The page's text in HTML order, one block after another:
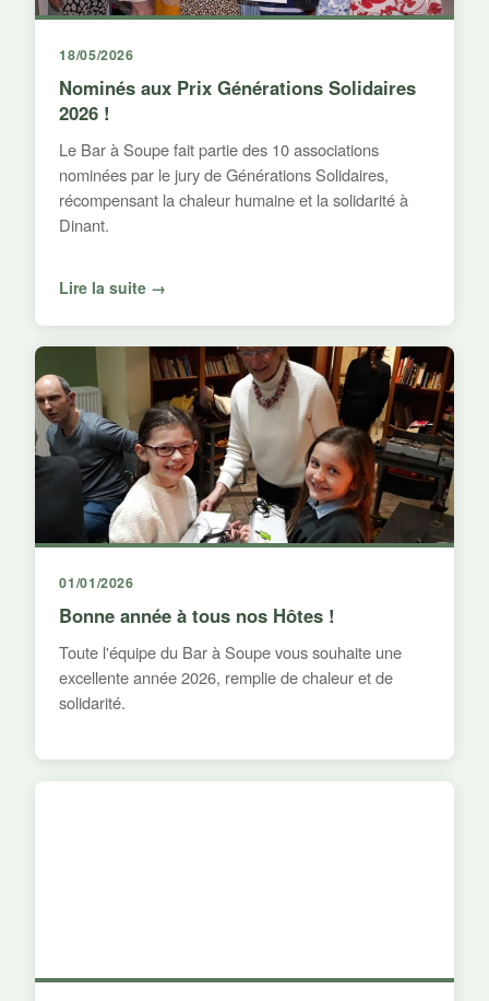
18/05/2026
Nominés aux Prix Générations Solidaires
2026 !
Le Bar à Soupe fait partie des 10 associations
nominées par le jury de Générations Solidaires,
récompensant la chaleur humaine et la solidarité à
Dinant.
Lire la suite →
01/01/2026
Bonne année à tous nos Hôtes !
Toute l'équipe du Bar à Soupe vous souhaite une
excellente année 2026, remplie de chaleur et de
solidarité.